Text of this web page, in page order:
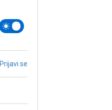
Prijavi se